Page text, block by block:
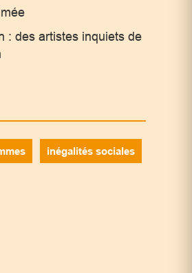
: des artistes inquiets de
inégalités sociales